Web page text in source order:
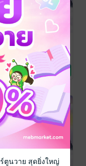
ฝืนชะตาชายา
อสูร เล่ม 6
เซียวชีเหยีย (萧七
爷)/ Ink Stone
นิยายรักจีนโบราณ
1 Rating
ตูนวาย สุดยิ่งใหญ่